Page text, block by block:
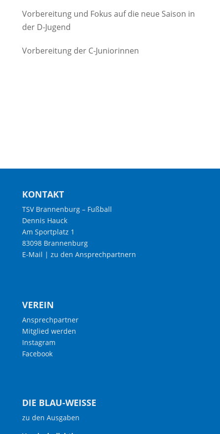
Vorbereitung und Fokus auf die neue Saison in
der D-Jugend
Vorbereitung der C-Juniorinnen
KONTAKT
TSV Brannenburg – Fußball
Dennis Hauck
Am Sportplatz 1
83098 Brannenburg
E-Mail | zu den Ansprechpartnern
VEREIN
Ansprechpartner
Mitglied werden
Instagram
Facebook
DIE BLAU-WEISSE
zu den Ausgaben